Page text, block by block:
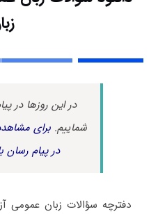
در این روزها در
شماییم.برای
در پیام رسان